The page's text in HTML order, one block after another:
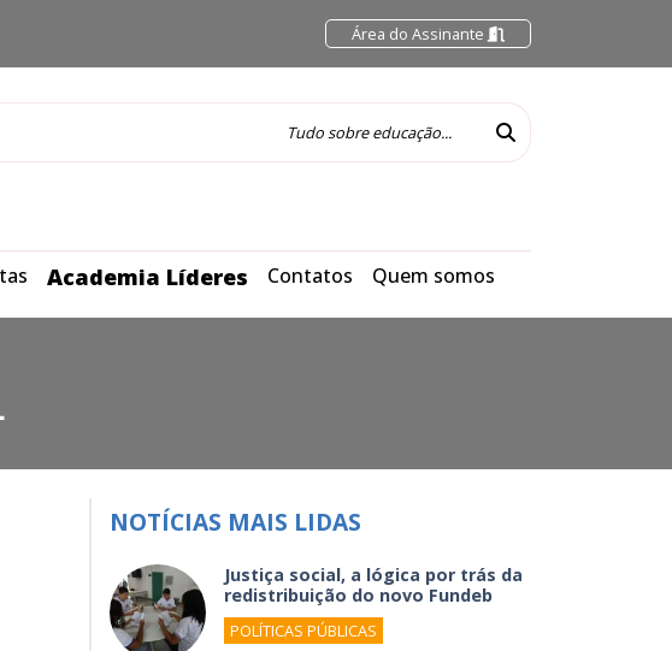
Área do Assinante
Academia Líderes Contatos Quem somos
NOTÍCIAS MAIS LIDAS
Justiça social, a lógica por trás da
redistribuição do novo Fundeb
POLÍTICAS PÚBLICAS